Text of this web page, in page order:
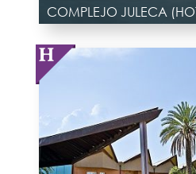
COMPLEJO JULECA